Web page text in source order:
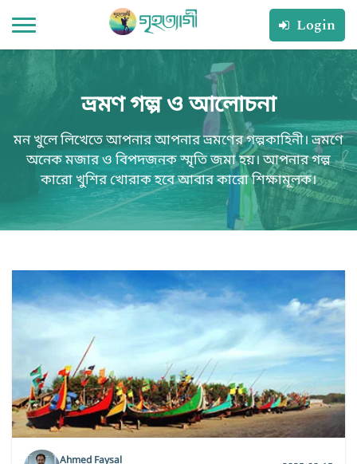
Login
ভ্রমণ গল্প ও আলোচনা
মন খুলে লিখেতে আপনার আপনার ভ্রমণের গল্পকাহিনী। ভ্রমণে
অনেক মজার ও বিপদজনক স্মৃতি জমা হয়। আপনার গল্প
কারো খুশির খোরাক হবে আবার কারো শিক্ষামূলক।
Ahmed Faysal